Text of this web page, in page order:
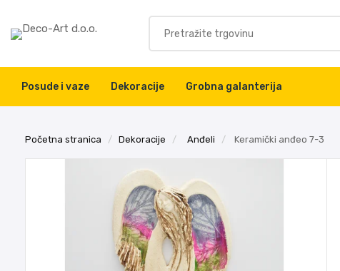
Posude i vaze Dekoracije Grobna galanterija
Početna stranica / Dekoracije / Anđeli / Keramički anđeo 7-3